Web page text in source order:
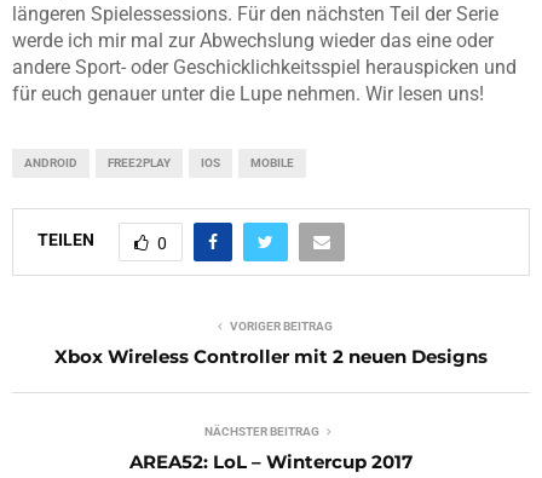
längeren Spielessessions. Für den nächsten Teil der Serie
werde ich mir mal zur Abwechslung wieder das eine oder
andere Sport- oder Geschicklichkeitsspiel herauspicken und
für euch genauer unter die Lupe nehmen. Wir lesen uns!
ANDROID FREE2PLAY IOS MOBILE
TEILEN 0
VORIGER BEITRAG
Xbox Wireless Controller mit 2 neuen Designs
NÄCHSTER BEITRAG
AREA52: LoL – Wintercup 2017